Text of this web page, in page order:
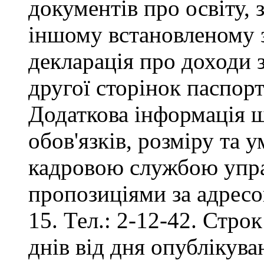
документів про освіту,
іншому встановленому
декларація про доходи
другої сторінок
Додаткова інформація
обов'язків, розміру та
кадровою службою
пропозиціями за
15. Тел.: 2-12-42.
днів від дня